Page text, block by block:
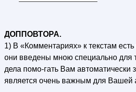
ДОППОВТОРА.
1) В «Комментариях» к текстам
они введены мною специально для
дела помо-гать Вам автоматически
является очень важным для Вашей